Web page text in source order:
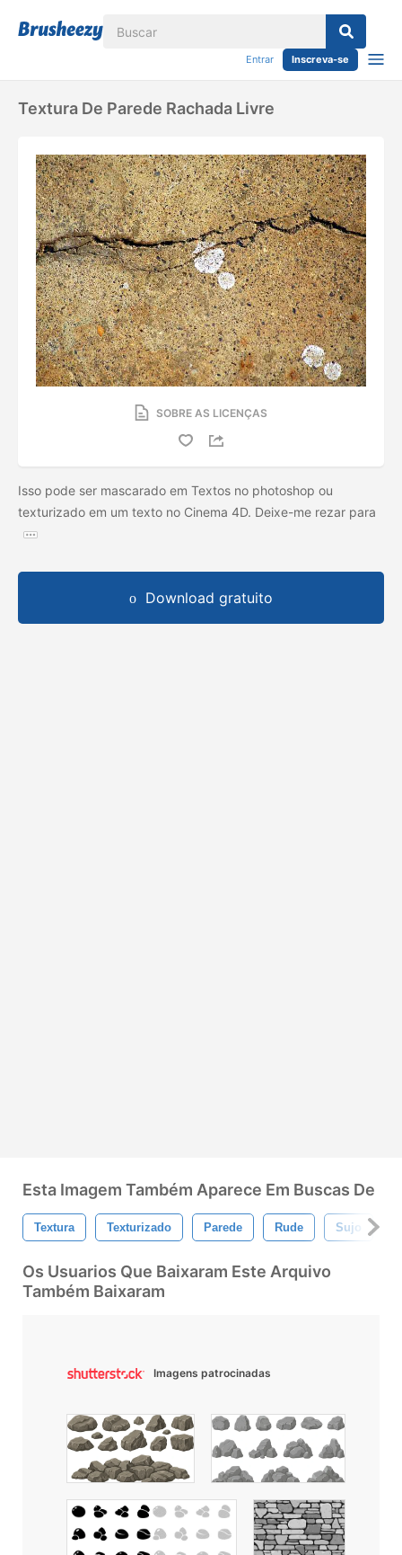
Entrar Inscreva-se
Textura De Parede Rachada Livre
SOBRE AS LICENÇAS
Isso pode ser mascarado em Textos no photoshop ou
texturizado em um texto no Cinema 4D. Deixe-me rezar para
Download gratuito
Esta Imagem Também Aparece Em Buscas De
Textura Texturizado Parede Rude Sujo
Os Usuarios Que Baixaram Este Arquivo
Também Baixaram
Imagens patrocinadas